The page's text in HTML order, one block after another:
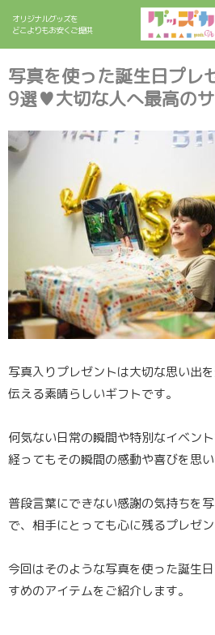
オリジナルグッズを
どこよりもお安くご提供
写真を使った誕生日プレ
9選♥大切な人へ最高のサ
写真入りプレゼントは大切な思い出
伝える素晴らしいギフトです。
何気ない日常の瞬間や特別なイベン
経ってもその瞬間の感動や喜びを思い
普段言葉にできない感謝の気持ちを
で、相手にとっても心に残るプレゼ
今回はそのような写真を使った誕生
すめのアイテムをご紹介します。